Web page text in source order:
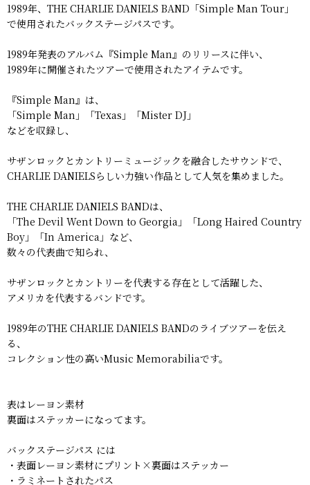
1989年、THE CHARLIE DANIELS BAND「Simple Man Tour」
で使用されたバックステージパスです。
1989年発表のアルバム『Simple Man』のリリースに伴い、
1989年に開催されたツアーで使用されたアイテムです。
『Simple Man』は、
「Simple Man」「Texas」「Mister DJ」
などを収録し、
サザンロックとカントリーミュージックを融合したサウンドで、
CHARLIE DANIELSらしい力強い作品として人気を集めました。
THE CHARLIE DANIELS BANDは、
「The Devil Went Down to Georgia」「Long Haired Country
Boy」「In America」など、
数々の代表曲で知られ、
サザンロックとカントリーを代表する存在として活躍した、
アメリカを代表するバンドです。
1989年のTHE CHARLIE DANIELS BANDのライブツアーを伝え
る、
コレクション性の高いMusic Memorabiliaです。
表はレーヨン素材
裏面はステッカーになってます。
バックステージパス には
・表面レーヨン素材にプリント×裏面はステッカー
・ラミネートされたパス